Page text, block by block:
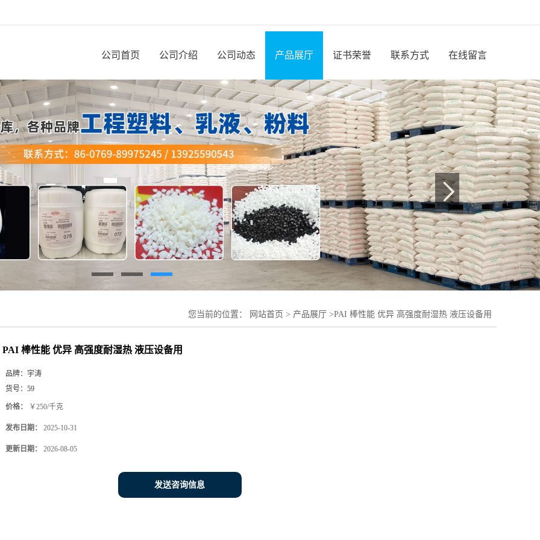
公司首页 公司介绍 公司动态 产品展厅 证书荣誉 联系方式 在线留言
您当前的位置： 网站首页 > 产品展厅 >PAI 棒性能 优异 高强度耐湿热 液压设备用
PAI 棒性能 优异 高强度耐湿热 液压设备用
品牌： 宇涛
货号： 59
价格： ￥250/千克
发布日期： 2025-10-31
更新日期： 2026-08-05
发送咨询信息